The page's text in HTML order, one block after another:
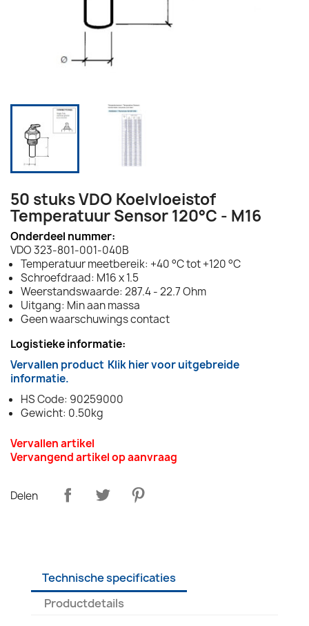
50 stuks VDO Koelvloeistof
Temperatuur Sensor 120°C - M16
Onderdeel nummer:
VDO 323-801-001-040B
Temperatuur meetbereik: +40 °C tot +120 °C
Schroefdraad: M16 x 1.5
Weerstandswaarde: 287.4 - 22.7 Ohm
Uitgang: Min aan massa
Geen waarschuwings contact
Logistieke informatie:
Vervallen product Klik hier voor uitgebreide
informatie.
HS Code: 90259000
Gewicht: 0.50kg
Vervallen artikel
Vervangend artikel op aanvraag
Delen
Technische specificaties
Productdetails